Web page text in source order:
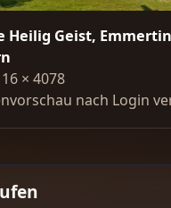
Heilig Geist,
× 4078
nach Login